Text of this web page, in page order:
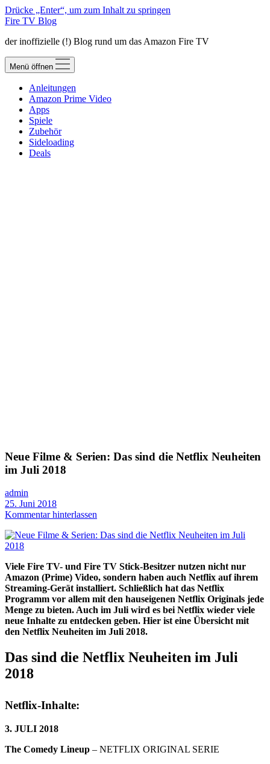
Drücke „Enter“, um zum Inhalt zu springen
Fire TV Blog
der inoffizielle (!) Blog rund um das Amazon Fire TV
Menü öffnen
Anleitungen
Amazon Prime Video
Apps
Spiele
Zubehör
Sideloading
Deals
Neue Filme & Serien: Das sind die Netflix Neuheiten
im Juli 2018
admin
25. Juni 2018
Kommentar hinterlassen
Viele Fire TV- und Fire TV Stick-Besitzer nutzen nicht nur
Amazon (Prime) Video, sondern haben auch Netflix auf ihrem
Streaming-Gerät installiert. Schließlich hat das Netflix
Programm vor allem mit den hauseigenen Netflix Originals jede
Menge zu bieten. Auch im Juli wird es bei Netflix wieder viele
neue Inhalte zu entdecken geben. Hier ist eine Übersicht mit
den Netflix Neuheiten im Juli 2018.
Das sind die Netflix Neuheiten im Juli
2018
Netflix-Inhalte:
3. JULI 2018
The Comedy Lineup – NETFLIX ORIGINAL SERIE